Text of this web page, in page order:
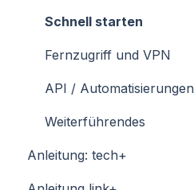
Schnell starten
Fernzugriff und VPN
API / Automatisierungen
Weiterführendes
Anleitung: tech+